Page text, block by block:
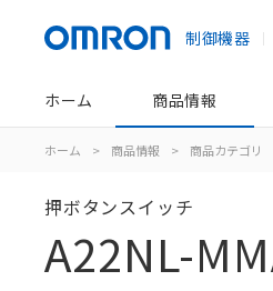
制御機器
ホーム 商品情報
ホーム > 商品情報 > 商品カテゴリ
押ボタンスイッチ
A22NL-